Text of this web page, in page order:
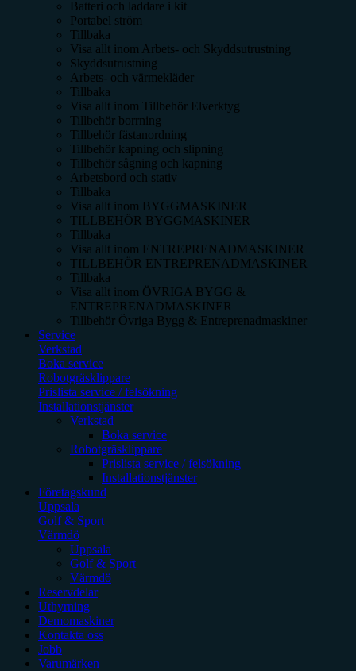
Batteri och laddare i kit
Portabel ström
Tillbaka
Visa allt inom Arbets- och Skyddsutrustning
Skyddsutrustning
Arbets- och värmekläder
Tillbaka
Visa allt inom Tillbehör Elverktyg
Tillbehör borrning
Tillbehör fästanordning
Tillbehör kapning och slipning
Tillbehör sågning och kapning
Arbetsbord och stativ
Tillbaka
Visa allt inom BYGGMASKINER
TILLBEHÖR BYGGMASKINER
Tillbaka
Visa allt inom ENTREPRENADMASKINER
TILLBEHÖR ENTREPRENADMASKINER
Tillbaka
Visa allt inom ÖVRIGA BYGG &
ENTREPRENADMASKINER
Tillbehör Övriga Bygg & Entreprenadmaskiner
Service
Verkstad
Boka service
Robotgräsklippare
Prislista service / felsökning
Installationstjänster
Verkstad
Boka service
Robotgräsklippare
Prislista service / felsökning
Installationstjänster
Företagskund
Uppsala
Golf & Sport
Värmdö
Uppsala
Golf & Sport
Värmdö
Reservdelar
Uthyrning
Demomaskiner
Kontakta oss
Jobb
Varumärken